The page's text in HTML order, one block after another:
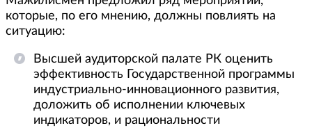
которые, по его мнению, должны повлиять на
ситуацию:
Высшей аудиторской палате РК оценить
эффективность Государственной программы
индустриально-инновационного развития,
доложить об исполнении ключевых
индикаторов, и рациональности